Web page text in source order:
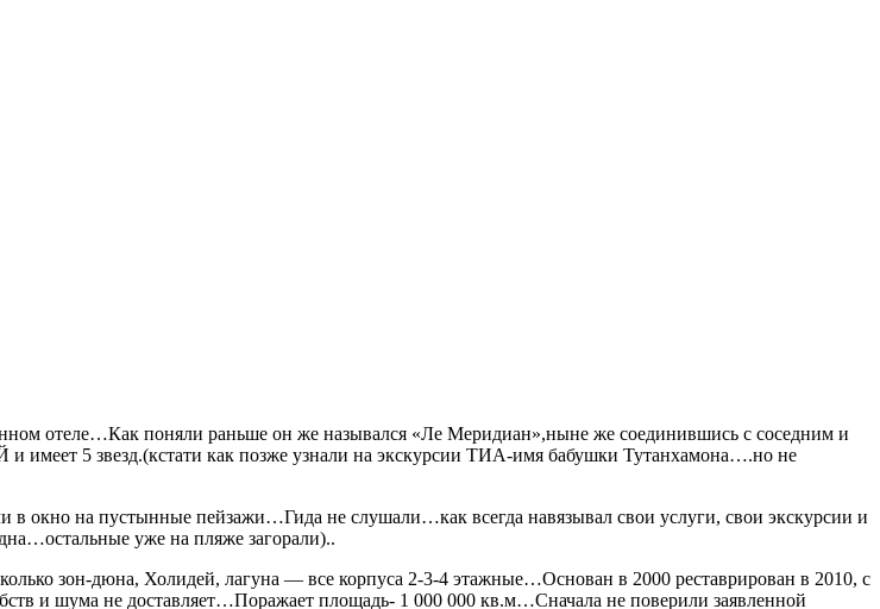
отеле…Как поняли раньше он же назывался «Ле Меридиан»,ныне же соединившись с соседним и
5 звезд.(кстати как позже узнали на экскурсии ТИА-имя бабушки Тутанхамона….но не
окно на пустынные пейзажи…Гида не слушали…как всегда навязывал свои услуги, свои экскурсии и
уже на пляже загорали)..
зон-дюна, Холидей, лагуна — все корпуса 2-3-4 этажные…Основан в 2000 реставрирован в 2010, с
и шума не доставляет…Поражает площадь- 1 000 000 кв.м…Сначала не поверили заявленной